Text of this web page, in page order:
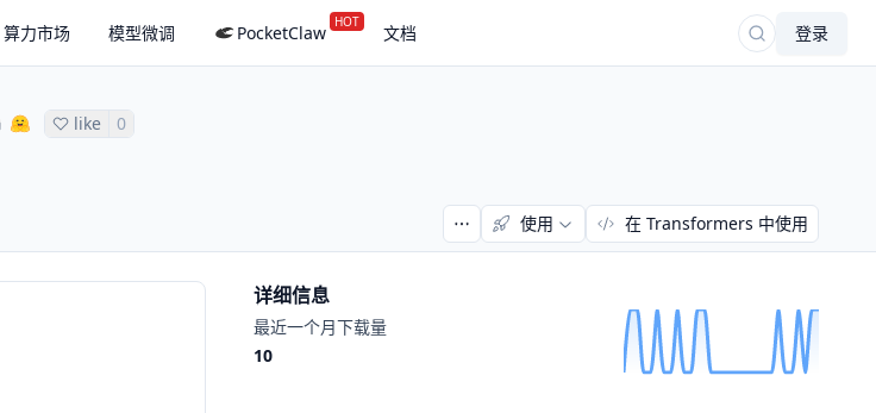
算力市场 模型微调 PocketClaw HOT 文档 登录
like 0
使用 在 Transformers 中使用
详细信息
最近一个月下载量
10